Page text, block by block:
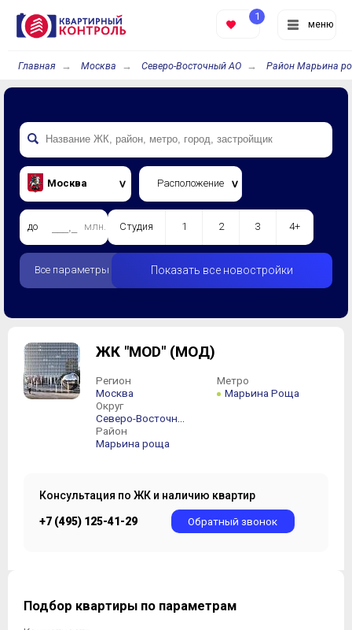
меню
1
Главная Москва Северо-Восточный АО Район Марьина
Москва Расположение
до млн. Студия 1 2 3 4+
Все параметры Показать все новостройки
ЖК "MOD" (МОД)
Регион
Москва
Округ
Район
Марьина роща
Метро
Марьина Роща
Консультация по ЖК и наличию квартир
+7 (495) 125-41-29 Обратный звонок
Подбор квартиры по параметрам